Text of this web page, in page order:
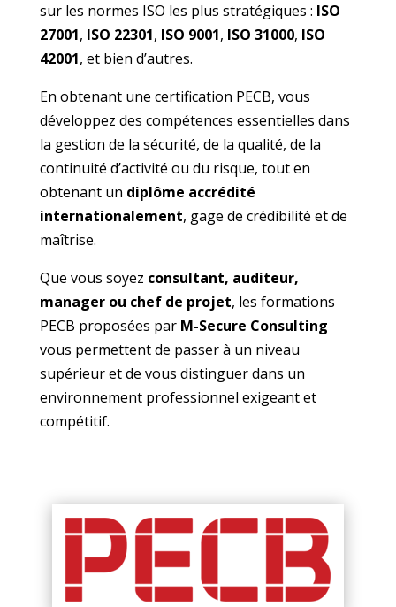
sur les normes ISO les plus stratégiques : ISO
27001, ISO 22301, ISO 9001, ISO 31000, ISO
42001, et bien d’autres.
En obtenant une certification PECB, vous
développez des compétences essentielles dans
la gestion de la sécurité, de la qualité, de la
continuité d’activité ou du risque, tout en
obtenant un diplôme accrédité
internationalement, gage de crédibilité et de
maîtrise.
Que vous soyez consultant, auditeur,
manager ou chef de projet, les formations
PECB proposées par M-Secure Consulting
vous permettent de passer à un niveau
supérieur et de vous distinguer dans un
environnement professionnel exigeant et
compétitif.